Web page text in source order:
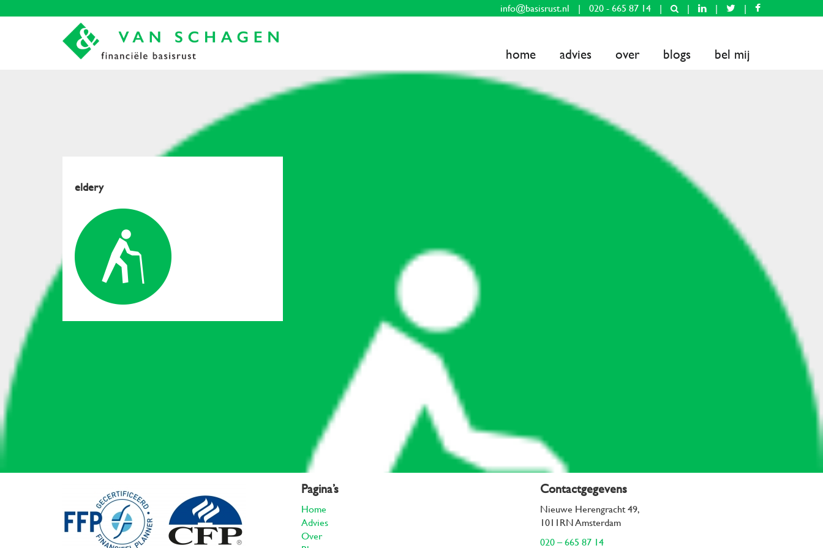
info@basisrust.nl | 020 - 665 87 14 | | | |
home advies over blogs bel mij
eldery
Pagina’s
Home
Advies
Over
Contactgegevens
Nieuwe Herengracht 49,
1011RN Amsterdam
020 – 665 87 14